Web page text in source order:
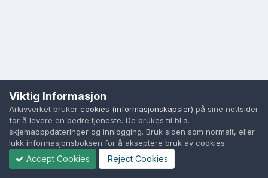
Viktig Informasjon
Arkivverket bruker cookies (informasjonskapsler) på sine nettsider
for å levere en bedre tjeneste. De brukes til bl.a.
skjemaoppdateringer og innlogging. Bruk siden som normalt, eller
lukk informasjonsboksen for å akseptere bruk av cookies.
Accept Cookies Reject Cookies